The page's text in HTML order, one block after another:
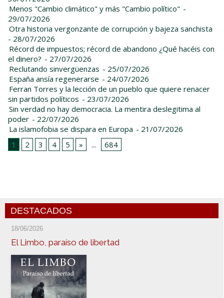
Menos "Cambio climático" y más "Cambio político" -
29/07/2026
Otra historia vergonzante de corrupción y bajeza sanchista
- 28/07/2026
Récord de impuestos; récord de abandono ¿Qué hacéis con
el dinero? - 27/07/2026
Reclutando sinvergüenzas - 25/07/2026
España ansía regenerarse - 24/07/2026
Ferran Torres y la lección de un pueblo que quiere renacer
sin partidos políticos - 23/07/2026
Sin verdad no hay democracia. La mentira deslegitima al
poder - 22/07/2026
La islamofobia se dispara en Europa - 21/07/2026
1
2 3 4 5 » ... 684
DESTACADOS
18/06/2026
El Limbo, paraíso de libertad